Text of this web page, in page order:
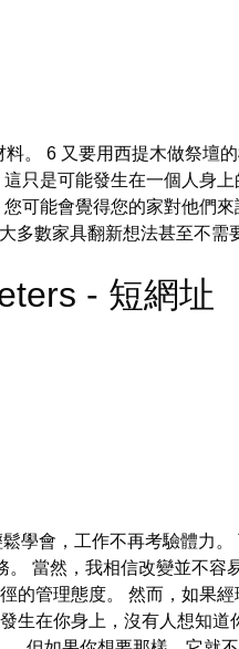
。 6 又要用西提木做祭壇
只是可能發生在一個人身
可能會覺得您的家對他們
多數家具翻新想法甚至不需
- 短網址
學會，工作不再考驗體力
當然，我相信改變並不容
的管理態度。 然而，如果
生在你身上，沒有人想知道